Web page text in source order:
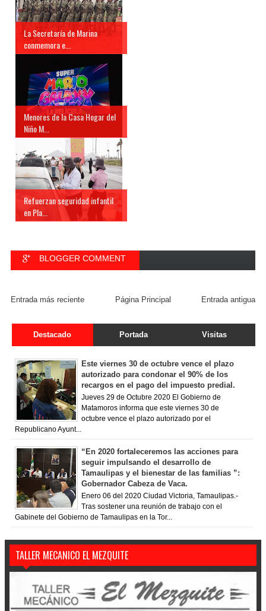
La Secretaría de Marina
conmemora e...
Menores de la Casa Hogar del
Niño M...
Refuerzan seguridad infantil
en Pla...
BLOGGER COMMENT
Entrada más reciente Entrada antigua
Página Principal
Destacado Portada Visitas
Este viernes 30 de octubre vence el plazo
autorizado para condonar el 90% de los
recargos en el pago del impuesto predial.
Jueves 29 de Octubre 2020 El Gobierno de
Matamoros informa que este viernes 30 de
octubre vence el plazo autorizado por el
Republicano Ayunt...
“En 2020 fortaleceremos las acciones para
seguir impulsando el desarrollo de
Tamaulipas y el bienestar de las familias ”:
Gobernador Cabeza de Vaca.
Enero 06 del 2020 Ciudad Victoria, Tamaulipas.-
Tras sostener una reunión de trabajo con el
Gabinete del Gobierno de Tamaulipas en la Tor...
TALLER MECANICO EL MEZQUITE